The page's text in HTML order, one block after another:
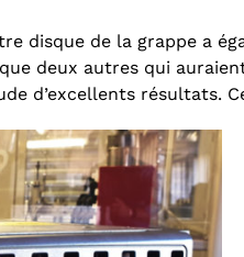
disque de la grappe a
deux autres qui
d’excellents résultats.